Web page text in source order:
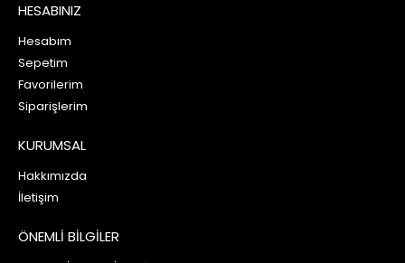
HESABINIZ
Hesabım
Sepetim
Favorilerim
Siparişlerim
KURUMSAL
Hakkımızda
İletişim
ÖNEMLİ BİLGİLER